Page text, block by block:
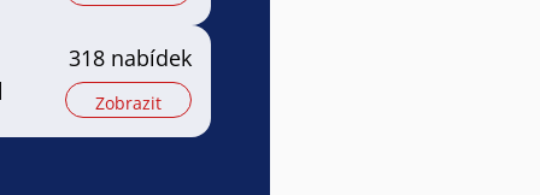
318 nabídek
Zobrazit